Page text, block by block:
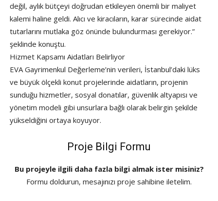
değil, aylık bütçeyi doğrudan etkileyen önemli bir maliyet
kalemi haline geldi. Alıcı ve kiracıların, karar sürecinde aidat
tutarlarını mutlaka göz önünde bulundurması gerekiyor.”
şeklinde konuştu.
Hizmet Kapsamı Aidatları Belirliyor
EVA Gayrimenkul Değerleme’nin verileri, İstanbul’daki lüks
ve büyük ölçekli konut projelerinde aidatların, projenin
sunduğu hizmetler, sosyal donatılar, güvenlik altyapısı ve
yönetim modeli gibi unsurlara bağlı olarak belirgin şekilde
yükseldiğini ortaya koyuyor.
Proje Bilgi Formu
Bu projeyle ilgili daha fazla bilgi almak ister misiniz?
Formu doldurun, mesajınızı proje sahibine iletelim.